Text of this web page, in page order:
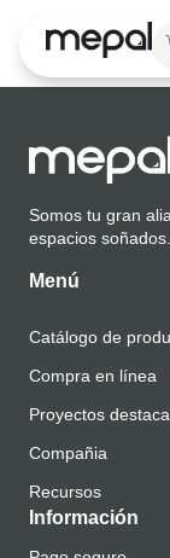
Somos tu gran
espacios soñados.
Menú
Catálogo de
Compra en línea
Proyectos
Compañia
Recursos
Información